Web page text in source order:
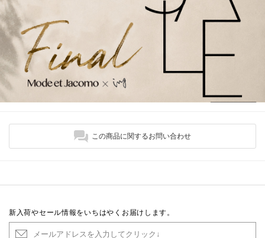
この商品に関するお問い合わせ
新入荷やセール情報をいちはやくお届けします。